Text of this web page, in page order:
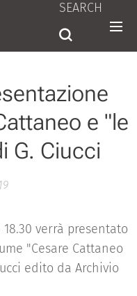
SEARCH
e "le
G. Ciucci
verrà presentato
"Cesare Cattaneo
edito da Archivio